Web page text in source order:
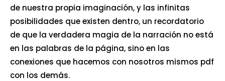
de nuestra propia imaginación, y las infinitas
posibilidades que existen dentro, un recordatorio
de que la verdadera magia de la narración no está
en las palabras de la página, sino en las
conexiones que hacemos con nosotros mismos pdf
con los demás.